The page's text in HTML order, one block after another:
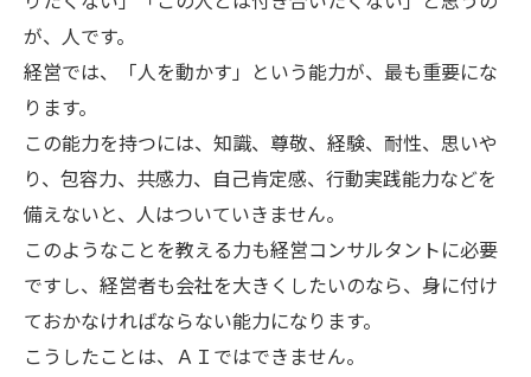
が、人です。
経営では、「人を動かす」という能力が、最も重要にな
ります。
この能力を持つには、知識、尊敬、経験、耐性、思いや
り、包容力、共感力、自己肯定感、行動実践能力などを
備えないと、人はついていきません。
このようなことを教える力も経営コンサルタントに必要
ですし、経営者も会社を大きくしたいのなら、身に付け
ておかなければならない能力になります。
こうしたことは、ＡＩではできません。